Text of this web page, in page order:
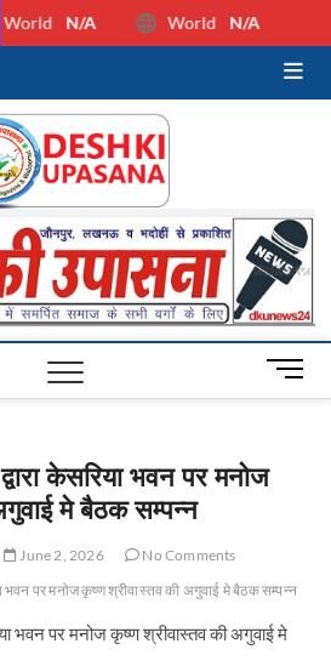
NEWS,
M
e
o
केसरिया भवन पर मनोज
मे बैठक सम्पन्न
June 2, 2026
No Comments
भवन पर मनोज कृष्ण श्रीवास्तव की अगुवाई मे बैठक सम्पन्न
भवन पर मनोज कृष्ण श्रीवास्तव की अगुवाई मे
World N/A World N/A